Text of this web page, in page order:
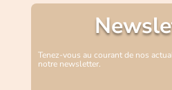
Tenez-vous au courant de nos
notre newsletter.